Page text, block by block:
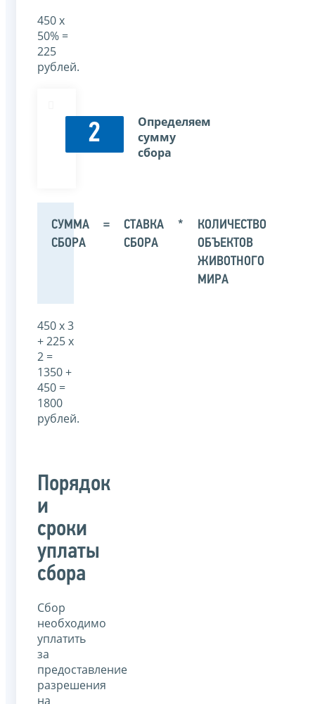
450 х
50% =
225
рублей.
2
Определяем
сумму
сбора
СУММА
СБОРА
=
СТАВКА
СБОРА
*
КОЛИЧЕСТВО
ОБЪЕКТОВ
ЖИВОТНОГО
МИРА
450 х 3
+ 225 х
2 =
1350 +
450 =
1800
рублей.
Порядок
и
сроки
уплаты
сбора
Сбор
необходимо
уплатить
за
предоставление
разрешения
на